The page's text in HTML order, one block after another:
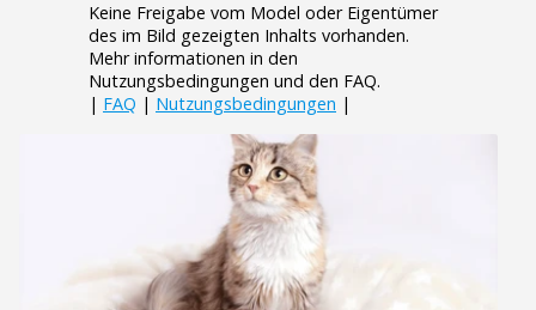
Keine Freigabe vom Model oder Eigentümer
des im Bild gezeigten Inhalts vorhanden.
Mehr informationen in den
Nutzungsbedingungen und den FAQ.
| FAQ | Nutzungsbedingungen |